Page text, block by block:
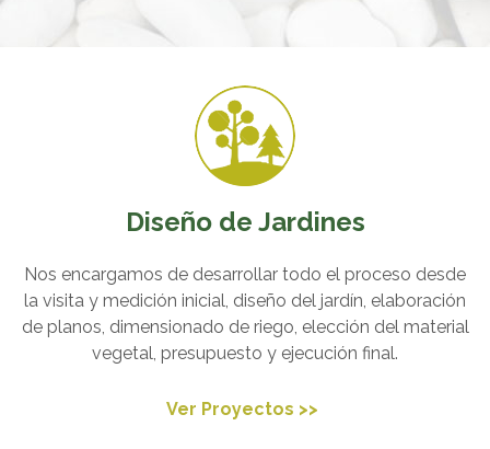
Diseño de Jardines
Nos encargamos de desarrollar todo el proceso desde
la visita y medición inicial, diseño del jardín, elaboración
de planos, dimensionado de riego, elección del material
vegetal, presupuesto y ejecución final.
Ver Proyectos >>